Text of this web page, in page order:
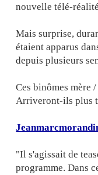
nouvelle télé-
Mais surprise,
étaient apparus
depuis plusieurs
Ces binômes
Arriveront-ils plus
"Il s'agissait de
programme. Dans